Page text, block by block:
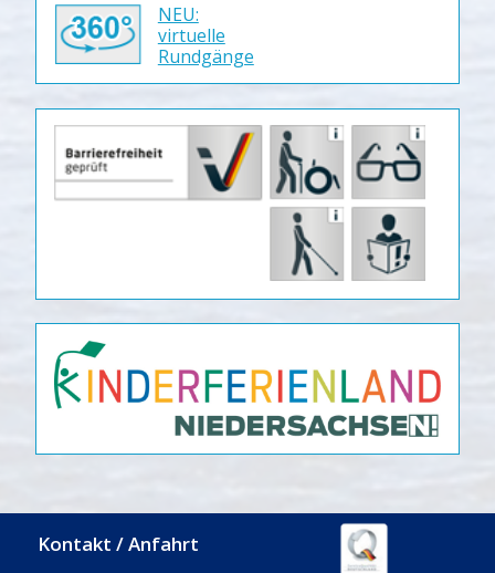
NEU:
virtuelle
Rundgänge
Kontakt / Anfahrt